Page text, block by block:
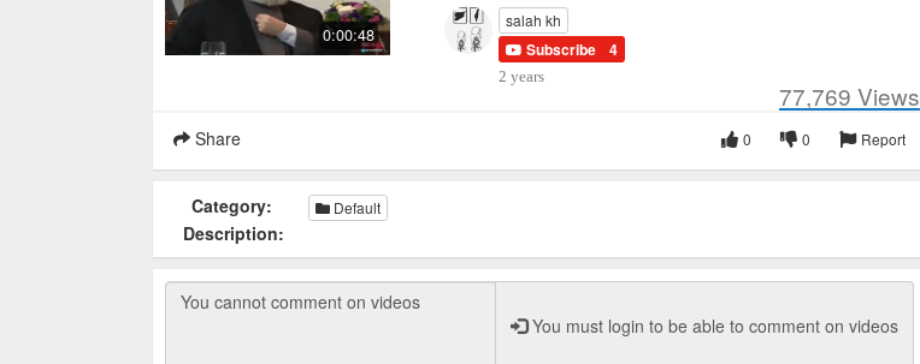
0:00:48
salah kh
Subscribe 4
2 years
77,769 Views
Share Report
0
0
Category: Default
Description:
You must login to be able to comment on videos